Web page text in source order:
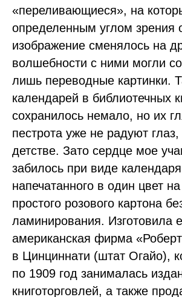
«переливающиеся», на
определенным углом зрения
изображение сменялось на
волшебности с ними могли
лишь переводные картинки.
календарей в библиотечных
сохранилось немало, но их
пестрота уже не радуют глаз,
детстве. Зато сердце мое
забилось при виде
напечатанного в один цвет на
простого розового картона
ламинирования. Изготовила
американская фирма
в Цинциннати (штат Огайо),
по 1909 год занималась
книготорговлей, а также